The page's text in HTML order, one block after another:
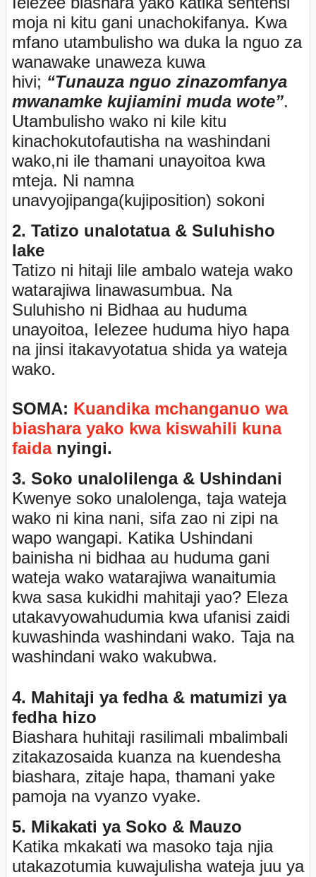
moja ni kitu gani unachokifanya. Kwa
mfano utambulisho wa duka la nguo za
wanawake unaweza kuwa
hivi; “Tunauza nguo zinazomfanya
mwanamke kujiamini muda wote”.
Utambulisho wako ni kile kitu
kinachokutofautisha na washindani
wako,ni ile thamani unayoitoa kwa
mteja. Ni namna
unavyojipanga(kujiposition) sokoni
2. Tatizo unalotatua & Suluhisho
lake
Tatizo ni hitaji lile ambalo wateja wako
watarajiwa linawasumbua. Na
Suluhisho ni Bidhaa au huduma
unayoitoa, Ielezee huduma hiyo hapa
na jinsi itakavyotatua shida ya wateja
wako.
SOMA: Kuandika mchanganuo wa
biashara yako kwa kiswahili kuna
faidanyingi.
3. Soko unalolilenga & Ushindani
Kwenye soko unalolenga, taja wateja
wako ni kina nani, sifa zao ni zipi na
wapo wangapi. Katika Ushindani
bainisha ni bidhaa au huduma gani
wateja wako watarajiwa wanaitumia
kwa sasa kukidhi mahitaji yao? Eleza
utakavyowahudumia kwa ufanisi zaidi
kuwashinda washindani wako. Taja na
washindani wako wakubwa.
4. Mahitaji ya fedha & matumizi ya
fedha hizo
Biashara huhitaji rasilimali mbalimbali
zitakazosaida kuanza na kuendesha
biashara, zitaje hapa, thamani yake
pamoja na vyanzo vyake.
5. Mikakati ya Soko & Mauzo
Katika mkakati wa masoko taja njia
utakazotumia kuwajulisha wateja juu ya